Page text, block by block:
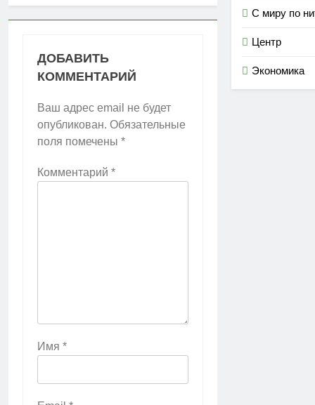
ДОБАВИТЬ
КОММЕНТАРИЙ
Ваш адрес email не будет
опубликован. Обязательные
поля помечены *
Комментарий *
Имя *
С миру по
Центр
Экономика